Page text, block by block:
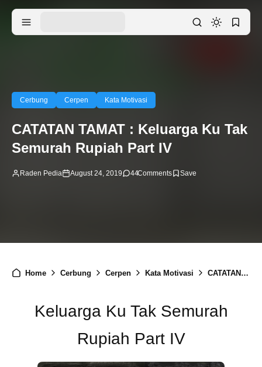
Cerbung Cerpen Kata Motivasi
CATATAN TAMAT : Keluarga Ku Tak
Semurah Rupiah Part IV
Raden Pedia August 24, 2019 44Comments
Home Cerbung Cerpen Kata Motivasi CATATAN TAMAT : Keluarga Ku Tak Semurah Rupiah Part IV
Keluarga Ku Tak Semurah
Rupiah Part IV